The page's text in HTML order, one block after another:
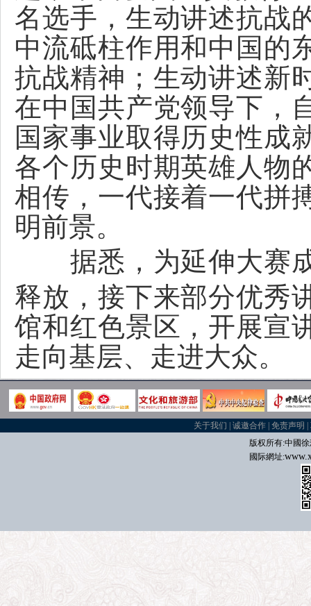
名选手，生动讲述抗战
中流砥柱作用和中国的
抗战精神；生动讲述新
在中国共产党领导下，
国家事业取得历史性成
各个历史时期英雄人物
相传，一代接着一代拼
明前景。
据悉，为延伸大赛
释放，接下来部分优秀
馆和红色景区，开展宣
走向基层、走进大众。
关于我们 |诚邀合作 |免责声明 |
版权所有:中國
國际網址: